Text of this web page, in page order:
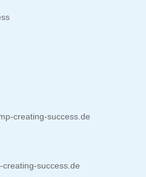
creating-success.de
success.de